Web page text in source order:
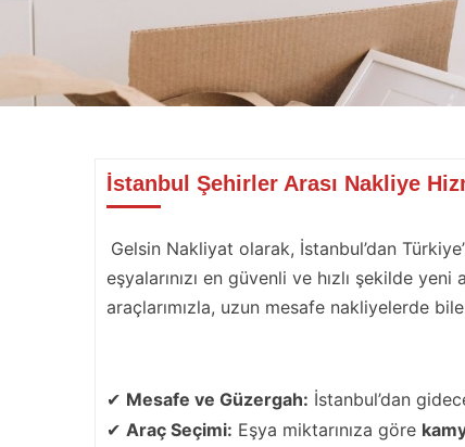
İstanbul Şehirler Arası Nakliye
Gelsin Nakliyat olarak, İstanbul’dan
eşyalarınızı en güvenli ve hızlı şekilde
araçlarımızla, uzun mesafe nakliyelerde bile
✔ Mesafe ve Güzergah: İstanbul’dan
✔ Araç Seçimi: Eşya miktarınıza göre